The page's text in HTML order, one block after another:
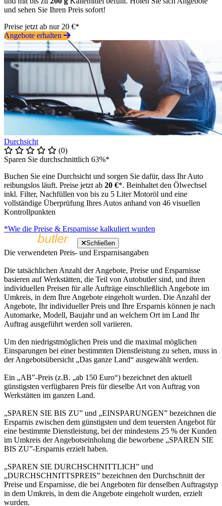
und sehen Sie Ihren Preis sofort!
Preise jetzt ab nur 20 €*
Angebote erhalten
Durchsicht
(0)
Sparen Sie durchschnittlich 63%*
Buchen Sie eine Durchsicht und sorgen Sie dafür, dass Ihr Auto
reibungslos läuft. Preise jetzt ab 20 €*. Beinhaltet den Ölwechsel
inkl. Filter, Nachfüllen von bis zu 5 Liter Motoröl und eine
vollständige Überprüfung Ihres Autos anhand von 46 visuellen
Kontrollpunkten
*Wie die Preise & Ersparnisse kalkuliert wurden
Schließen
Die verwendeten Preis- und Ersparnisangaben
Die tatsächlichen Anzahl der Angebote, Preise und Ersparnisse
basieren auf Werkstätten, die Teil von Autobutler sind, und ihren
individuellen Preisen für alle Aufträge einschließlich Angebote im
Umkreis, in dem Ihre Angebote eingeholt wurden. Die Anzahl der
Angebote, Ihr individueller Preis und Ihre Ersparnis können je nach
Automarke, Modell, Baujahr und an welchem Ort im Land Ihr
Auftrag ausgeführt werden soll variieren.
Um den niedrigstmöglichen Preis und die maximal möglichen
Einsparungen bei einer bestimmten Dienstleistung zu sehen, muss in
der Angebotsübersicht „Das ganze Land“ ausgewählt werden.
Ein „AB”-Preis (z.B. „ab 150 Euro“) bezeichnet den aktuell
günstigsten verfügbaren Preis für dieselbe Art von Auftrag von
Werkstätten im ganzen Land.
„SPAREN SIE BIS ZU” und „EINSPARUNGEN” bezeichnen die
Ersparnis zwischen dem günstigsten und dem teuersten Angebot für
eine bestimmte Dienstleistung, bei der mindestens 25 % der Kunden
im Umkreis der Angebotseinholung die beworbene „SPAREN SIE
BIS ZU”-Ersparnis erzielt haben.
„SPAREN SIE DURCHSCHNITTLICH” und
„DURCHSCHNITTSPREIS” bezeichnen den Durchschnitt der
Preise und Ersparnisse, die bei Angeboten für denselben Auftragstyp
in dem Umkreis, in dem die Angebote eingeholt wurden, erzielt
wurden.